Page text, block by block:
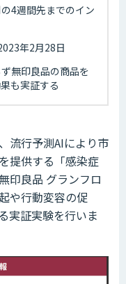
4週間先までのイン
年2月28日
無印良品の商品を
も実証する
流行予測AIにより市
提供する「感染症
印良品 グランフロ
や行動変容の促
実証実験を行いま